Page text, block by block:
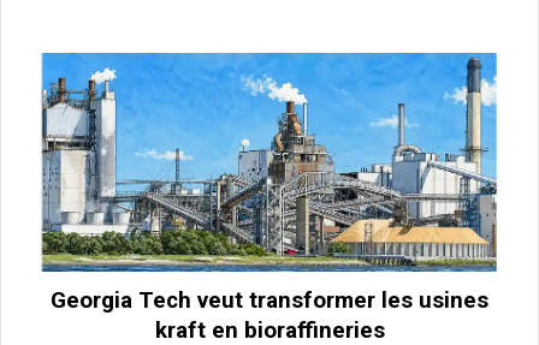
Georgia Tech veut transformer les usines
kraft en bioraffineries